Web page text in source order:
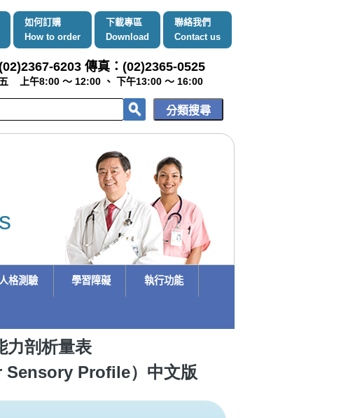
如何訂購
How to order
下載專區
Download
聯絡我們
Contact us
6203 傳真：(02)2365-0525
上午8:00 ～ 12:00 、 下午13:00 ～ 16:00
人格測驗 學習障礙 執行功能